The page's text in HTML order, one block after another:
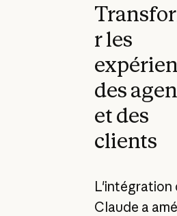
r les
des
et des
clients
L'intégration
Claude a